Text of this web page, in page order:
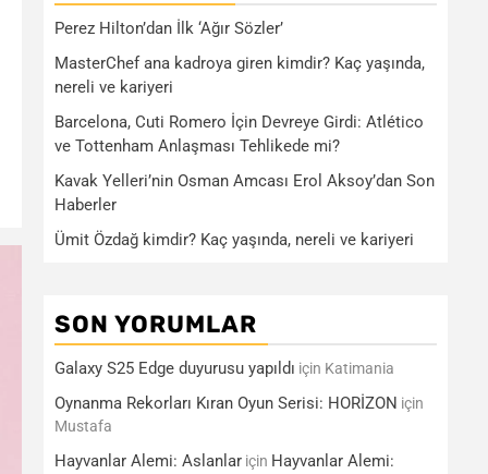
Perez Hilton’dan İlk ‘Ağır Sözler’
MasterChef ana kadroya giren kimdir? Kaç yaşında,
nereli ve kariyeri
Barcelona, Cuti Romero İçin Devreye Girdi: Atlético
ve Tottenham Anlaşması Tehlikede mi?
Kavak Yelleri’nin Osman Amcası Erol Aksoy’dan Son
Haberler
Ümit Özdağ kimdir? Kaç yaşında, nereli ve kariyeri
SON YORUMLAR
Galaxy S25 Edge duyurusu yapıldı için Katimania
Oynanma Rekorları Kıran Oyun Serisi: HORİZON için
Mustafa
Hayvanlar Alemi: Aslanlar için Hayvanlar Alemi: